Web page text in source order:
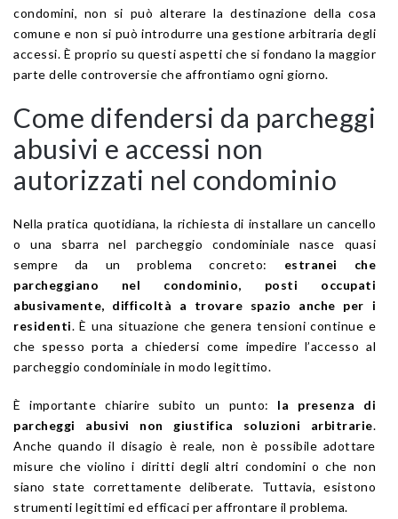
condomini, non si può alterare la destinazione della cosa
comune e non si può introdurre una gestione arbitraria degli
accessi. È proprio su questi aspetti che si fondano la maggior
parte delle controversie che affrontiamo ogni giorno.
Come difendersi da parcheggi
abusivi e accessi non
autorizzati nel condominio
Nella pratica quotidiana, la richiesta di installare un cancello
o una sbarra nel parcheggio condominiale nasce quasi
sempre da un problema concreto: estranei che
parcheggiano nel condominio, posti occupati
abusivamente, difficoltà a trovare spazio anche per i
residenti. È una situazione che genera tensioni continue e
che spesso porta a chiedersi come impedire l’accesso al
parcheggio condominiale in modo legittimo.
È importante chiarire subito un punto: la presenza di
parcheggi abusivi non giustifica soluzioni arbitrarie.
Anche quando il disagio è reale, non è possibile adottare
misure che violino i diritti degli altri condomini o che non
siano state correttamente deliberate. Tuttavia, esistono
strumenti legittimi ed efficaci per affrontare il problema.